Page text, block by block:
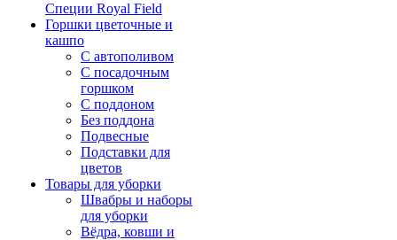
Специи Royal Field
Горшки цветочные и
кашпо
С автополивом
С посадочным
горшком
С поддоном
Без поддона
Подвесные
Подставки для
цветов
Товары для уборки
Швабры и наборы
для уборки
Вёдра, ковши и